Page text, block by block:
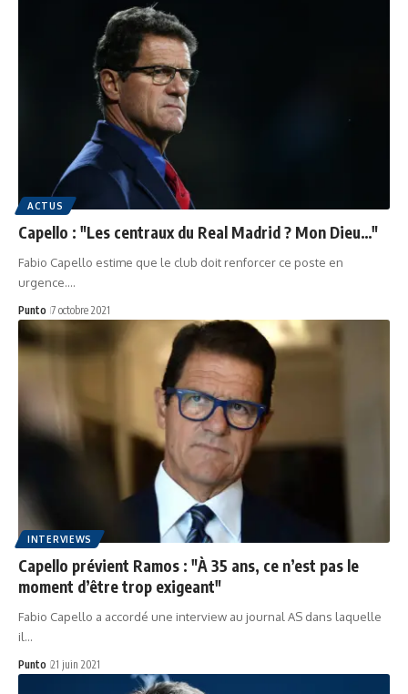
ACTUS
Capello : "Les centraux du Real Madrid ? Mon Dieu…"
Fabio Capello estime que le club doit renforcer ce poste en
urgence.…
Punto 7 octobre 2021
INTERVIEWS
Capello prévient Ramos : "À 35 ans, ce n’est pas le
moment d’être trop exigeant"
Fabio Capello a accordé une interview au journal AS dans laquelle
il…
Punto 21 juin 2021